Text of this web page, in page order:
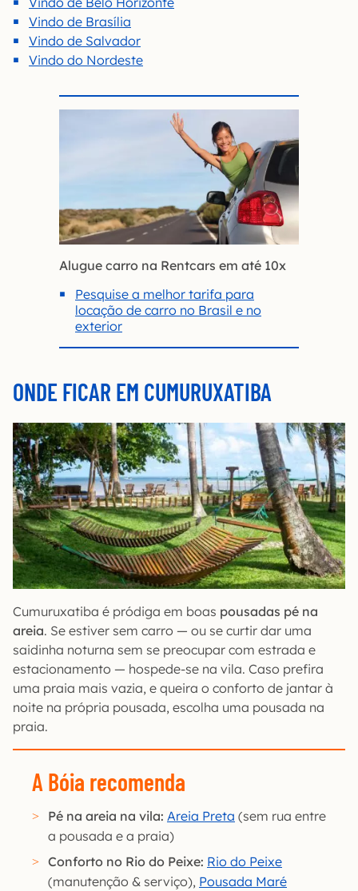
Vindo de Brasília
Vindo de Salvador
Vindo do Nordeste
Alugue carro na Rentcars em até 10x
Pesquise a melhor tarifa para
locação de carro no Brasil e no
exterior
ONDE FICAR EM CUMURUXATIBA
Cumuruxatiba é pródiga em boas pousadas pé na
areia. Se estiver sem carro — ou se curtir dar uma
saidinha noturna sem se preocupar com estrada e
estacionamento — hospede-se na vila. Caso prefira
uma praia mais vazia, e queira o conforto de jantar à
noite na própria pousada, escolha uma pousada na
praia.
A Bóia recomenda
Pé na areia na vila: Areia Preta (sem rua entre
a pousada e a praia)
Conforto no Rio do Peixe: Rio do Peixe
(manutenção & serviço), Pousada Maré